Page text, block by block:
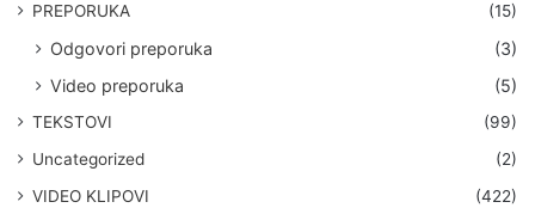
PREPORUKA (15)
Odgovori preporuka
(3)
Video preporuka
(5)
TEKSTOVI
(99)
Uncategorized
(2)
VIDEO KLIPOVI
(422)